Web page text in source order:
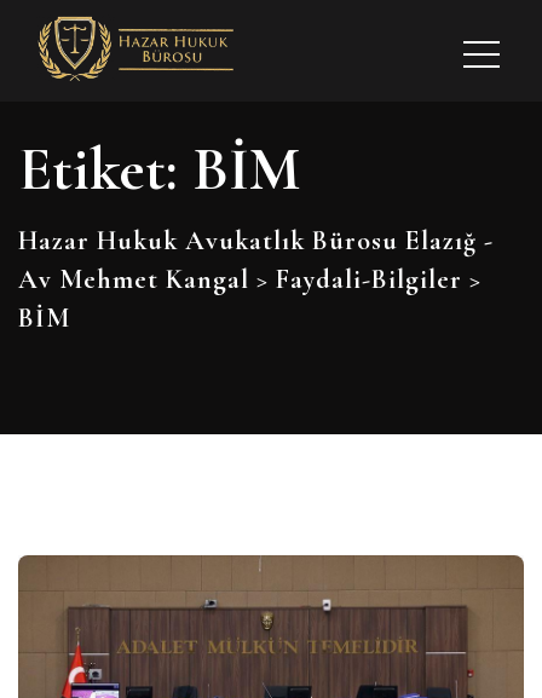
Etiket: BİM
Hazar Hukuk Avukatlık Bürosu Elazığ -
Av Mehmet Kangal > Faydali-Bilgiler >
BİM